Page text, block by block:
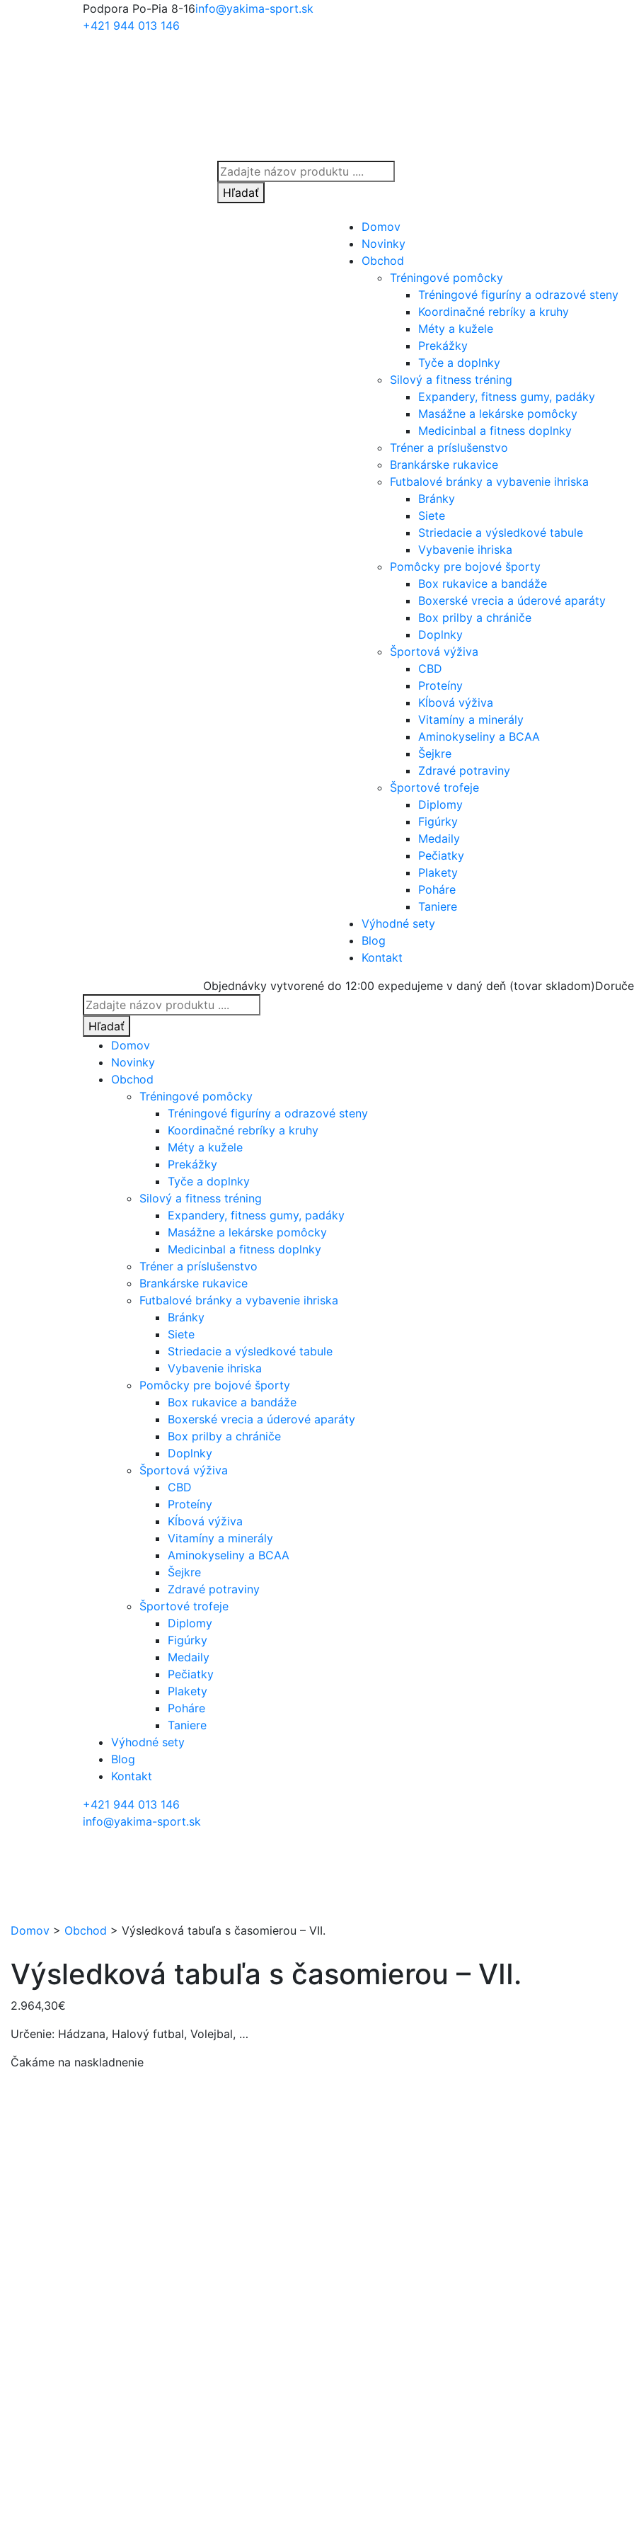
Podpora Po-Pia 8-16
+421 944 013 146
info@yakima-sport.sk
Products
search
Hľadať
Domov
Novinky
Obchod
Tréningové pomôcky
Tréningové figuríny a odrazové steny
Koordinačné rebríky a kruhy
Méty a kužele
Prekážky
Tyče a doplnky
Silový a fitness tréning
Expandery, fitness gumy, padáky
Masážne a lekárske pomôcky
Medicinbal a fitness doplnky
Tréner a príslušenstvo
Brankárske rukavice
Futbalové bránky a vybavenie ihriska
Bránky
Siete
Striedacie a výsledkové tabule
Vybavenie ihriska
Pomôcky pre bojové športy
Box rukavice a bandáže
Boxerské vrecia a úderové aparáty
Box prilby a chrániče
Doplnky
Športová výživa
CBD
Proteíny
Kĺbová výživa
Vitamíny a minerály
Aminokyseliny a BCAA
Šejkre
Zdravé potraviny
Športové trofeje
Diplomy
Figúrky
Medaily
Pečiatky
Plakety
Poháre
Taniere
Výhodné sety
Blog
Kontakt
Objednávky vytvorené do 12:00 expedujeme v daný deň (tovar skladom)
Products
search
Hľadať
Domov
Novinky
Obchod
Tréningové pomôcky
Tréningové figuríny a odrazové steny
Koordinačné rebríky a kruhy
Méty a kužele
Prekážky
Tyče a doplnky
Silový a fitness tréning
Expandery, fitness gumy, padáky
Masážne a lekárske pomôcky
Medicinbal a fitness doplnky
Tréner a príslušenstvo
Brankárske rukavice
Futbalové bránky a vybavenie ihriska
Bránky
Siete
Striedacie a výsledkové tabule
Vybavenie ihriska
Pomôcky pre bojové športy
Box rukavice a bandáže
Boxerské vrecia a úderové aparáty
Box prilby a chrániče
Doplnky
Športová výživa
CBD
Proteíny
Kĺbová výživa
Vitamíny a minerály
Aminokyseliny a BCAA
Šejkre
Zdravé potraviny
Športové trofeje
Diplomy
Figúrky
Medaily
Pečiatky
Plakety
Poháre
Taniere
Výhodné sety
Blog
Kontakt
+421 944 013 146
info@yakima-sport.sk
Domov > Obchod > Výsledková tabuľa s časomierou – VII.
Výsledková tabuľa s časomierou – VII.
2.964,30€
Určenie: Hádzana, Halový futbal, Volejbal, …
Čakáme na naskladnenie